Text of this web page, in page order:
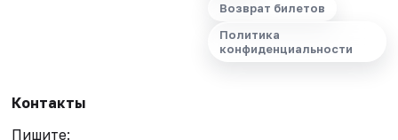
Возврат билетов
Политика
конфиденциальности
Контакты
Пишите: